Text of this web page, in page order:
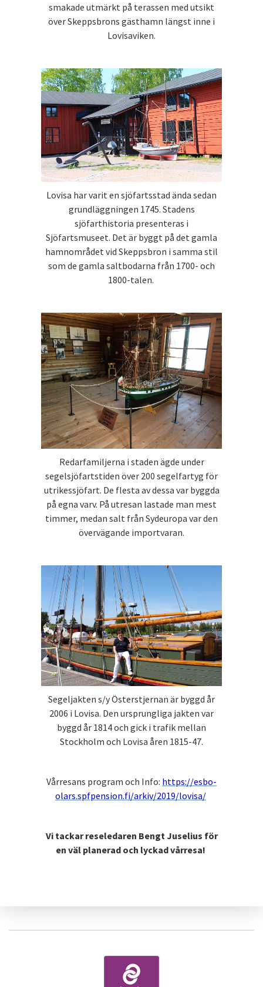
smakade utmärkt på terassen med utsikt
över Skeppsbrons gästhamn längst inne i
Lovisaviken.
Lovisa har varit en sjöfartsstad ända sedan
grundläggningen 1745. Stadens
sjöfarthistoria presenteras i
Sjöfartsmuseet. Det är byggt på det gamla
hamnområdet vid Skeppsbron i samma stil
som de gamla saltbodarna från 1700- och
1800-talen.
Redarfamiljerna i staden ägde under
segelsjöfartstiden över 200 segelfartyg för
utrikessjöfart. De flesta av dessa var byggda
på egna varv. På utresan lastade man mest
timmer, medan salt från Sydeuropa var den
övervägande importvaran.
Segeljakten s/y Österstjernan är byggd år
2006 i Lovisa. Den ursprungliga jakten var
byggd år 1814 och gick i trafik mellan
Stockholm och Lovisa åren 1815-47.
Vårresans program och Info: https://esbo-
olars.spfpension.fi/arkiv/2019/lovisa/
Vi tackar reseledaren Bengt Juselius för
en väl planerad och lyckad vårresa!